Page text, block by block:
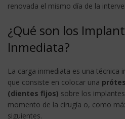
renovada el mismo día de la
¿Qué son los
Inmediata?
La carga inmediata es una técnica
que consiste en colocar una
(dientes fijos) sobre los
momento de la cirugía o, como
siguientes.